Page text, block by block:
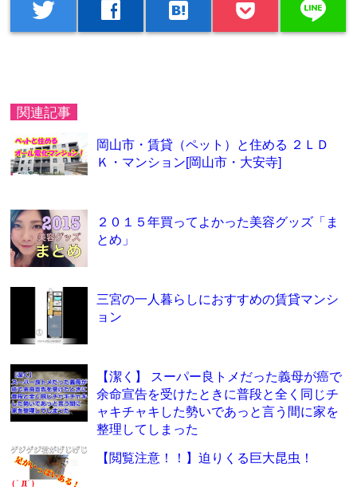
twitter facebook hatenabookmark line
関連記事
岡山市・賃貸（ペット）と住める ２ＬＤ
Ｋ・マンション[岡山市・大安寺]
２０１５年買ってよかった美容グッズ「ま
とめ」
三宮の一人暮らしにおすすめの賃貸マンシ
ョン
【潔く】 スーパー良トメだった義母が癌で
余命宣告を受けたときに普段と全く同じチ
ャキチャキした勢いであっと言う間に家を
整理してしまった
【閲覧注意！！】迫りくる巨大昆虫！